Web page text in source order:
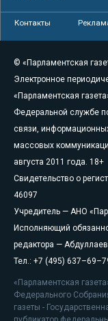
Контакты
© «Парламентская
Электронное
«Парламентская
Федеральной службе
связи,
массовых
августа 2011 года. 18+
Свидетельство о
46097
Учредитель — АНО
Исполняющий
редактора —
Тел.: +7 (495)
«Парламентская
Федерального
газеты -